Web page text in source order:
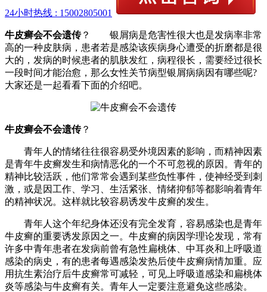
24小时热线 : 15002805001
牛皮癣会不会遗传？ 银屑病是危害性很大也是发病率非常
高的一种皮肤病，患者若是感染该疾病身心遭受的折磨都是很
大的，发病的时候患者的肌肤发红，病程很长，需要经过很长
一段时间才能治愈，那么女性关节病型银屑病病因有哪些呢?
大家还是一起看看下面的介绍吧。
牛皮癣会不会遗传？
青年人的情绪往往很容易受外境因素的影响，而精神因素
是青年牛皮癣发生和病情恶化的一个不可忽视的原因。青年的
精神比较活跃，他们常常会遇到某些负性事件，使神经受到刺
激，或是因工作、学习、生活紧张、情绪抑郁等都影响着青年
的精神状况。这样就比较容易诱发牛皮癣的发生。
青年人这个年纪身体还没有完全发育，容易感染也是青年
牛皮癣的重要诱发原因之一。牛皮癣的病因学理论发现，常有
许多中青年患者在发病前曾有急性扁桃体、中耳炎和上呼吸道
感染的病史，有的患者每遇感染发热后使牛皮癣病情加重。应
用抗生素治疗后牛皮癣常可减轻，可见上呼吸道感染和扁桃体
炎等感染与牛皮癣有关。青年人一定要注意避免这些感染。